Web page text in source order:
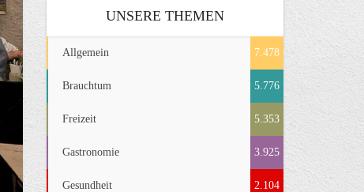
UNSERE THEMEN
Allgemein 7.478
Brauchtum 5.776
Freizeit 5.353
Gastronomie 3.925
Gesundheit 2.104